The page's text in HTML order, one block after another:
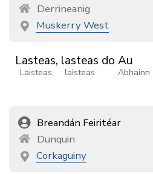
Derrineanig
Muskerry West
Lasteas,
Laisteas,
lasteas
laisteas
do Au
Abhainn
Breandán Feiritéar
Dunquin
Corkaguiny